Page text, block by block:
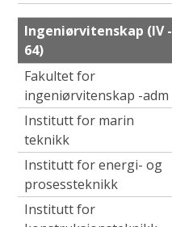
Ingeniørvitenskap (IV -
64)
Fakultet for
ingeniørvitenskap -adm
Institutt for marin
teknikk
Institutt for energi- og
prosessteknikk
Institutt for